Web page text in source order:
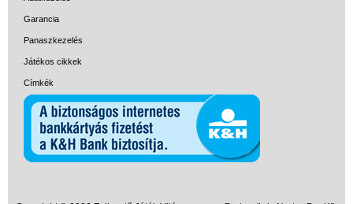
Garancia
Panaszkezelés
Játékos cikkek
Címkék